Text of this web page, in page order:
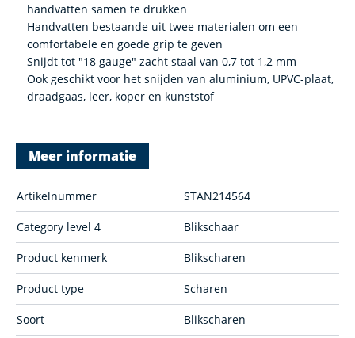
handvatten samen te drukken
Handvatten bestaande uit twee materialen om een
comfortabele en goede grip te geven
Snijdt tot "18 gauge" zacht staal van 0,7 tot 1,2 mm
Ook geschikt voor het snijden van aluminium, UPVC-plaat,
draadgaas, leer, koper en kunststof
Meer informatie
Artikelnummer STAN214564
Category level 4 Blikschaar
Product kenmerk Blikscharen
Product type Scharen
Soort Blikscharen